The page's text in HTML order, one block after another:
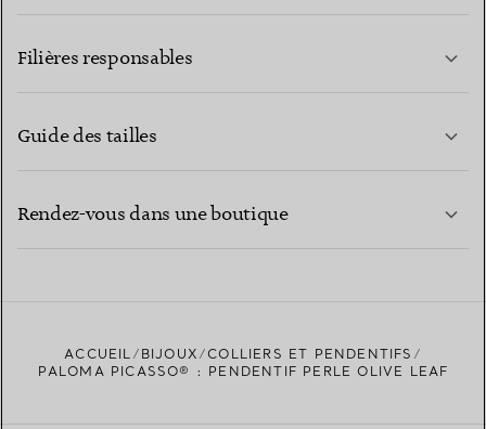
Filières responsables
Guide des tailles
Rendez-vous dans une boutique
TROUVEZ LA BOUTIQUE LA PLUS PROCHE
ACCUEIL BIJOUX
COLLIERS ET PENDENTIFS
PALOMA PICASSO® : PENDENTIF PERLE OLIVE LEAF